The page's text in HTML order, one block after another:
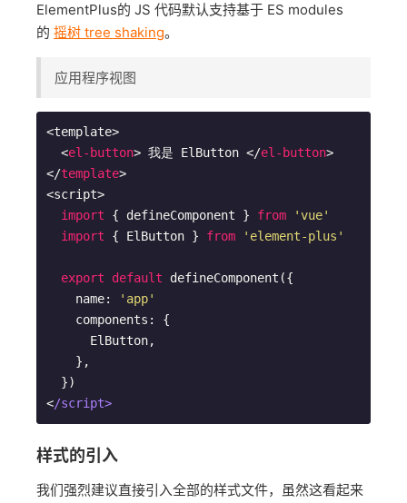
ElementPlus的 JS 代码默认支持基于 ES modules
的 摇树 tree shaking。
应用程序视图
<template>
<el-button> 我是 ElButton </el-button>
</template>
<script>
import { defineComponent } from
'vue'
import { ElButton } from 'element-plus'
export default defineComponent({
    name:
'app'
</script>
样式的引入
我们强烈建议直接引入全部的样式文件，虽然这看起来